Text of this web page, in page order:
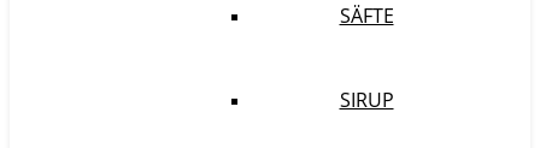
SÄFTE
SIRUP